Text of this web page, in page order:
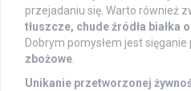
przejadaniu się. Warto również
tłuszcze, chude źródła białka
Dobrym pomysłem jest sięganie
zbożowe
Unikanie przetworzonej